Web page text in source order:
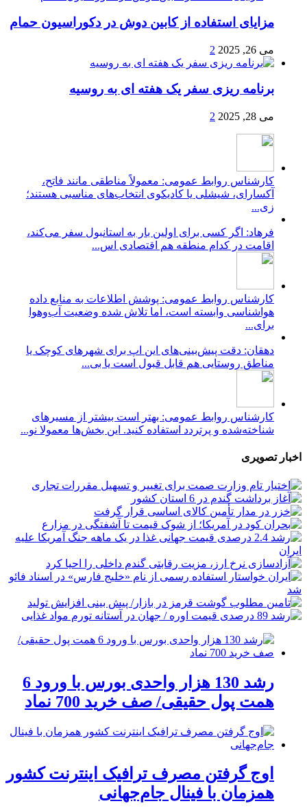
مزایای استفاده از کابین دوش در دکوراسیون حمام
می 26, 2025 2
برنامه ریزی سفر یک هفته ای به روسیه
می 28, 2025 2
کارشناس روابط عمومی: معمولاً مناطقی مانند فاتح،
آکسارای، شیشلی یا کادیکوی انتخاب‌های مناسبی هستند؛
زی...
فرهاد: اگر کسی برای اولین بار به استانبول سفر می‌کند،
اقامت در کدام منطقه هم اقتصادی اس...
کارشناس روابط عمومی: پوشش اطلاعات به منابع داده
هواشناسی وابسته است، اما تلاش شده وضعیت آب‌وهوا
برای...
دهقان: دقت پیش‌بینی‌های این اپ برای شهرهای کوچک یا
مناطق روستایی هم قابل قبول است یا بی...
کارشناس روابط عمومی: بهتر است بیشتر از مسیرهای
شناخته‌شده و پرتردد استفاده کنید. این بخش‌ها معمولا نو...
اخبار تصویری
رشد 130 هزار واحدی بورس با ورود 6
همت پول حقیقی/ صف خرید 700 نماد
اوج گرفتن مصرف ترافیک اینترنت کشور
همزمان با فینال جام‌جهانی